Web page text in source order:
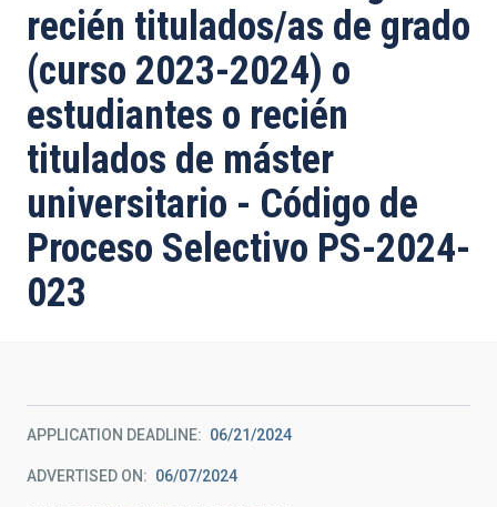
recién titulados/as de grado
(curso 2023-2024) o
estudiantes o recién
titulados de máster
universitario - Código de
Proceso Selectivo PS-2024-
023
APPLICATION DEADLINE 06/21/2024
ADVERTISED ON 06/07/2024